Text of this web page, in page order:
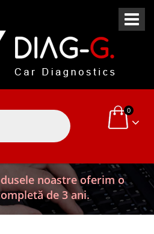
0
noastre oferim o
de 3 ani.